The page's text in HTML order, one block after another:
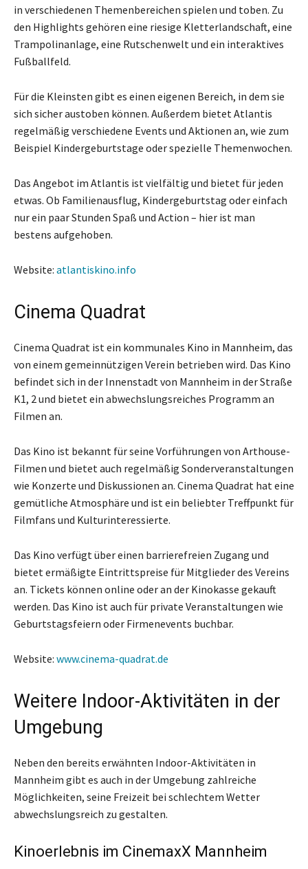
in verschiedenen Themenbereichen spielen und toben. Zu
den Highlights gehören eine riesige Kletterlandschaft, eine
Trampolinanlage, eine Rutschenwelt und ein interaktives
Fußballfeld.
Für die Kleinsten gibt es einen eigenen Bereich, in dem sie
sich sicher austoben können. Außerdem bietet Atlantis
regelmäßig verschiedene Events und Aktionen an, wie zum
Beispiel Kindergeburtstage oder spezielle Themenwochen.
Das Angebot im Atlantis ist vielfältig und bietet für jeden
etwas. Ob Familienausflug, Kindergeburtstag oder einfach
nur ein paar Stunden Spaß und Action – hier ist man
bestens aufgehoben.
Website: atlantiskino.info
Cinema Quadrat
Cinema Quadrat ist ein kommunales Kino in Mannheim, das
von einem gemeinnützigen Verein betrieben wird. Das Kino
befindet sich in der Innenstadt von Mannheim in der Straße
K1, 2 und bietet ein abwechslungsreiches Programm an
Filmen an.
Das Kino ist bekannt für seine Vorführungen von Arthouse-
Filmen und bietet auch regelmäßig Sonderveranstaltungen
wie Konzerte und Diskussionen an. Cinema Quadrat hat eine
gemütliche Atmosphäre und ist ein beliebter Treffpunkt für
Filmfans und Kulturinteressierte.
Das Kino verfügt über einen barrierefreien Zugang und
bietet ermäßigte Eintrittspreise für Mitglieder des Vereins
an. Tickets können online oder an der Kinokasse gekauft
werden. Das Kino ist auch für private Veranstaltungen wie
Geburtstagsfeiern oder Firmenevents buchbar.
Website: www.cinema-quadrat.de
Weitere Indoor-Aktivitäten in der
Umgebung
Neben den bereits erwähnten Indoor-Aktivitäten in
Mannheim gibt es auch in der Umgebung zahlreiche
Möglichkeiten, seine Freizeit bei schlechtem Wetter
abwechslungsreich zu gestalten.
Kinoerlebnis im CinemaxX Mannheim